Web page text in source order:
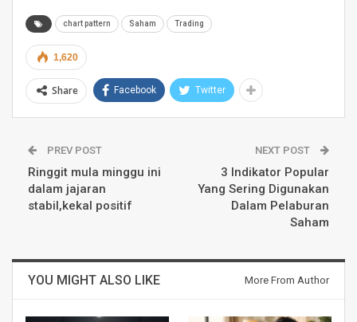
chart pattern Saham Trading
1,620
Share Facebook Twitter
PREV POST
Ringgit mula minggu ini
dalam jajaran
stabil,kekal positif
NEXT POST
3 Indikator Popular
Yang Sering Digunakan
Dalam Pelaburan
Saham
YOU MIGHT ALSO LIKE More From Author